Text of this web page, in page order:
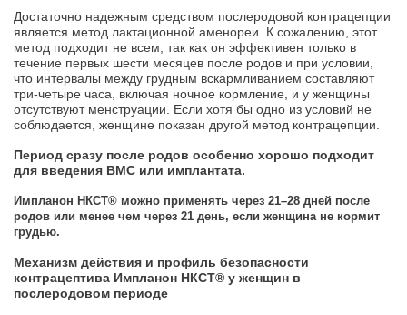
Достаточно надежным средством послеродовой контрацепции
является метод лактационной аменореи. К сожалению, этот
метод подходит не всем, так как он эффективен только в
течение первых шести месяцев после родов и при условии,
что интервалы между грудным вскармливанием составляют
три-четыре часа, включая ночное кормление, и у женщины
отсутствуют менструации. Если хотя бы одно из условий не
соблюдается, женщине показан другой метод контрацепции.
Период сразу после родов особенно хорошо подходит
для введения ВМС или имплантата.
Импланон НКСТ® можно применять через 21–28 дней после
родов или менее чем через 21 день, если женщина не кормит
грудью.
Механизм действия и профиль безопасности
контрацептива Импланон НКСТ® у женщин в
послеродовом периоде